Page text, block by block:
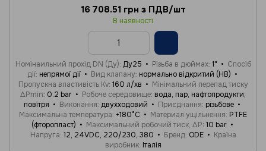
16 708.51 грн з ПДВ/шт
В наявності
Номінаильний прохід DN (Ду) Ду25 Різьба в дюймах 1"
Спосіб
дії непрямої дії Вид клапану нормально відкритий (НВ)
Пропускна властивість Kv 160 л/хв
Мінімальний перепад тиску
ΔPmin 0.2 bar Робоче середовище вода, пар, нафтопродукти,
повітря
Виконання двухходовий Приєднання різьбове
Максимальна температура +180°C Материал ущільнення PTFE
(фторопласт)
Максимальний робочий тиск, ΔP 10 bar
Напруга 12, 24VDC, 220/230, 380 Бренд ODE
Країна
виробник Італія